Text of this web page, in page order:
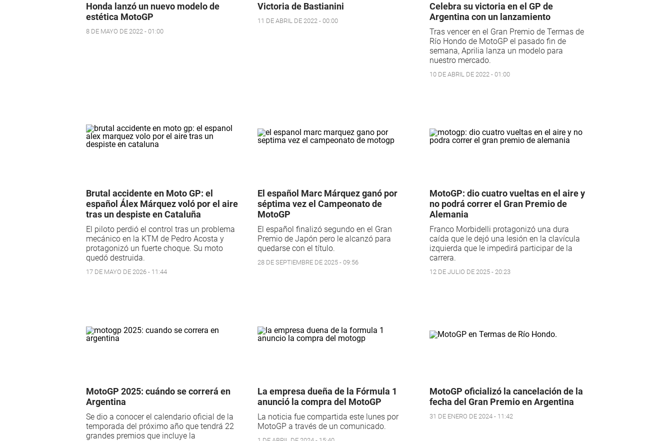
Honda lanzó un nuevo modelo de
estética MotoGP
8 DE MAYO DE 2022 - 01:00
Victoria de Bastianini
11 DE ABRIL DE 2022 - 00:00
Celebra su victoria en el GP de
Argentina con un lanzamiento
Tras vencer en el Gran Premio de Termas de
Río Hondo de MotoGP el pasado fin de
semana, Aprilia lanza un modelo para
nuestro mercado.
10 DE ABRIL DE 2022 - 01:00
Brutal accidente en Moto GP: el
español Álex Márquez voló por el aire
tras un despiste en Cataluña
El piloto perdió el control tras un problema
mecánico en la KTM de Pedro Acosta y
protagonizó un fuerte choque. Su moto
quedó destruida.
17 DE MAYO DE 2026 - 11:44
El español Marc Márquez ganó por
séptima vez el Campeonato de
MotoGP
El español finalizó segundo en el Gran
Premio de Japón pero le alcanzó para
quedarse con el título.
28 DE SEPTIEMBRE DE 2025 - 09:56
MotoGP: dio cuatro vueltas en el aire y
no podrá correr el Gran Premio de
Alemania
Franco Morbidelli protagonizó una dura
caída que le dejó una lesión en la clavícula
izquierda que le impedirá participar de la
carrera.
12 DE JULIO DE 2025 - 20:23
MotoGP 2025: cuándo se correrá en
Argentina
Se dio a conocer el calendario oficial de la
temporada del próximo año que tendrá 22
grandes premios que incluye la
La empresa dueña de la Fórmula 1
anunció la compra del MotoGP
La noticia fue compartida este lunes por
MotoGP a través de un comunicado.
MotoGP oficializó la cancelación de la
fecha del Gran Premio en Argentina
31 DE ENERO DE 2024 - 11:42